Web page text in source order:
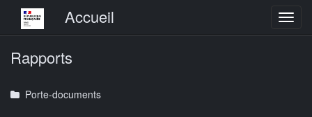
Menu principalAccueil
Rapports
Porte-documents